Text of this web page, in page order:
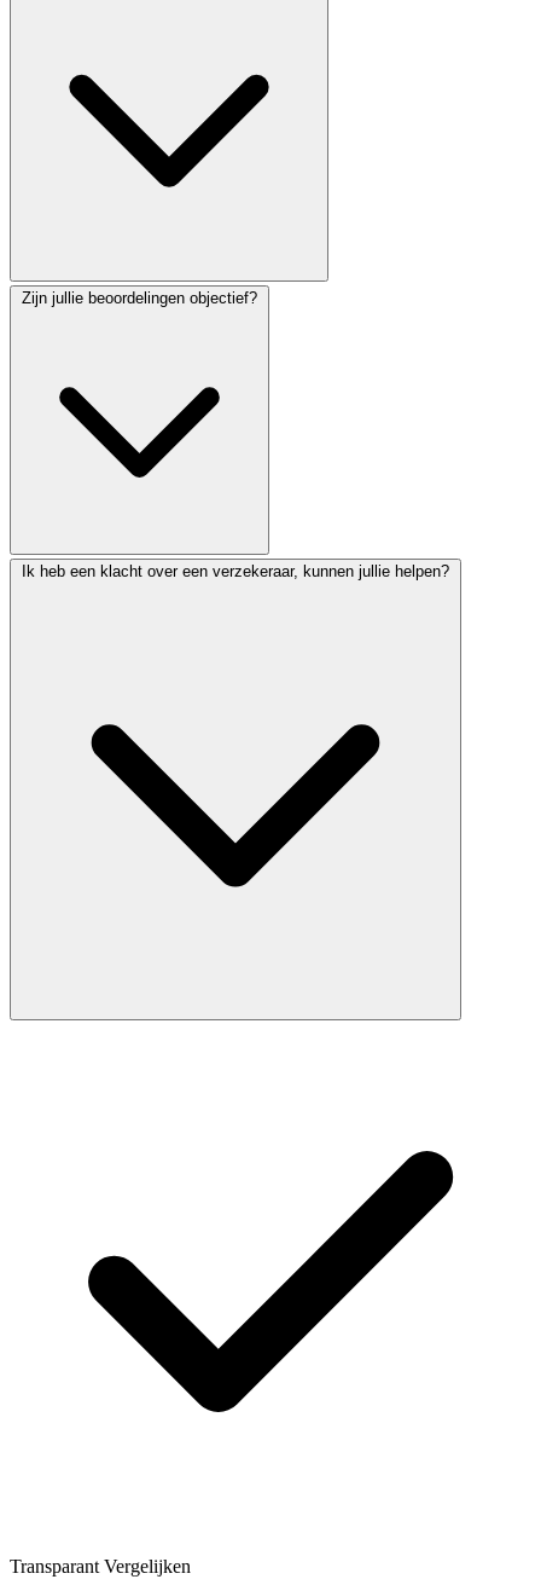
Zijn jullie beoordelingen objectief?
Ik heb een klacht over een verzekeraar, kunnen jullie helpen?
Transparant Vergelijken